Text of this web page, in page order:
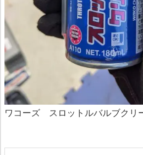
ワコーズ スロットルバルブクリ